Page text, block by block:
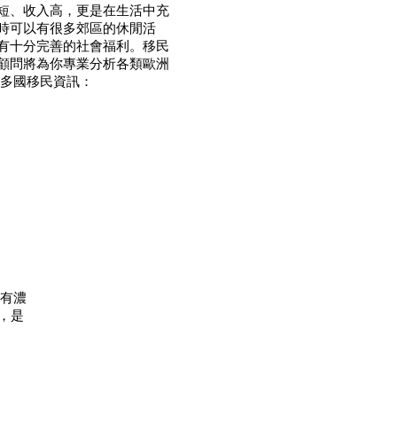
、收入高，更是在生活中充
可以有很多郊區的休閒活
十分完善的社會福利。移民
問將‎為你專業分析各類歐洲
國移民資訊：
濃
是